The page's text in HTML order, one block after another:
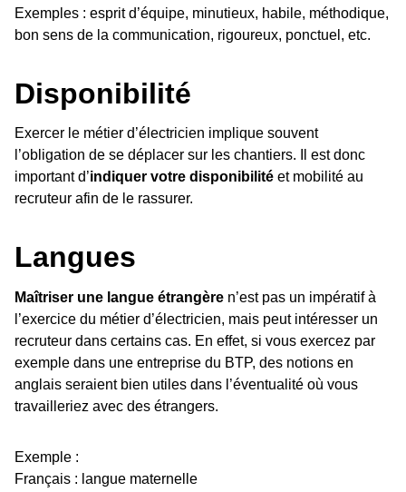
Exemples : esprit d’équipe, minutieux, habile, méthodique,
bon sens de la communication, rigoureux, ponctuel, etc.
Disponibilité
Exercer le métier d’électricien implique souvent
l’obligation de se déplacer sur les chantiers. Il est donc
important d’indiquer votre disponibilité et mobilité au
recruteur afin de le rassurer.
Langues
Maîtriser une langue étrangère n’est pas un impératif à
l’exercice du métier d’électricien, mais peut intéresser un
recruteur dans certains cas. En effet, si vous exercez par
exemple dans une entreprise du BTP, des notions en
anglais seraient bien utiles dans l’éventualité où vous
travailleriez avec des étrangers.
Exemple :
Français : langue maternelle